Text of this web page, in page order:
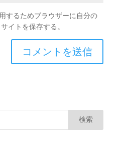
するためブラウザーに自分の
イトを保存する。